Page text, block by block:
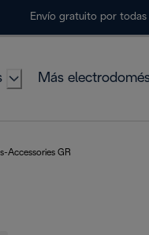
Envío gratuito por
Más
Accessories GR